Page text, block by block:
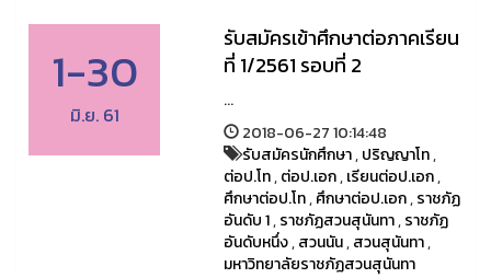
1-30
มิ.ย. 61
รับสมัครเข้าศึกษาต่อภาคเรียน
ที่ 1/2561 รอบที่ 2
...
2018-06-27 10:14:48
รับสมัครนักศึกษา,ปริญญาโท,
ต่อป.โท,ต่อป.เอก,เรียนต่อป.เอก,
ศึกษาต่อป.โท,ศึกษาต่อป.เอก,ราชภัฏ
อันดับ 1,ราชภัฏสวนสุนันทา,ราชภัฏ
อันดับหนึ่ง,สวนนัน,สวนสุนันทา,
มหาวิทยาลัยราชภัฏสวนสุนันทา